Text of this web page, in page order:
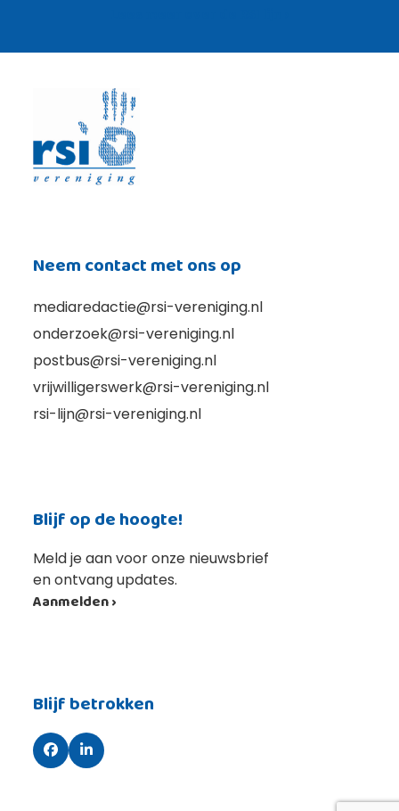
Neem contact met ons op
mediaredactie@rsi-vereniging.nl
onderzoek@rsi-vereniging.nl
postbus@rsi-vereniging.nl
vrijwilligerswerk@rsi-vereniging.nl
rsi-lijn@rsi-vereniging.nl
Blijf op de hoogte!
Meld je aan voor onze nieuwsbrief
en ontvang updates.
Aanmelden ›
Blijf betrokken
FacebookLinkedIn